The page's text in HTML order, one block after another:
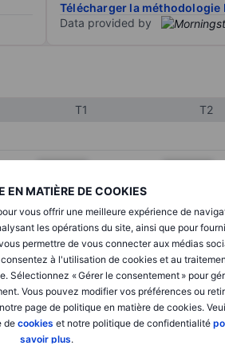
EN MATIÈRE DE COOKIES
vous offrir une meilleure expérience de
les opérations du site, ainsi que pour
permettre de vous connecter aux médias
à l'utilisation de cookies et au
Sélectionnez « Gérer le consentement » pour
Vous pouvez modifier vos préférences ou
page de politique en matière de cookies.
de cookies et notre politique de confidentialité
savoir plus.
Télécharger la méthodologie
Data provided by
T1 T2
XXXXXXX XXXXXXX
XXXXXXX
XXXXXXX XXXXXXX
XXXXXXX XXXXXXX
XXXXXXX XXXXXXX